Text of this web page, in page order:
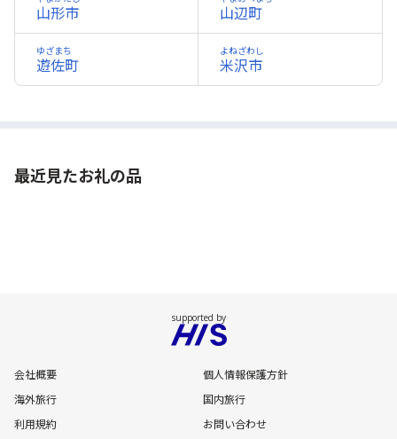
山形市 山辺町
遊佐町
ゆざまち
米沢市
よねざわし
最近見たお礼の品
会社概要
個人情報保護方針
海外旅行
国内旅行
利用規約
お問い合わせ